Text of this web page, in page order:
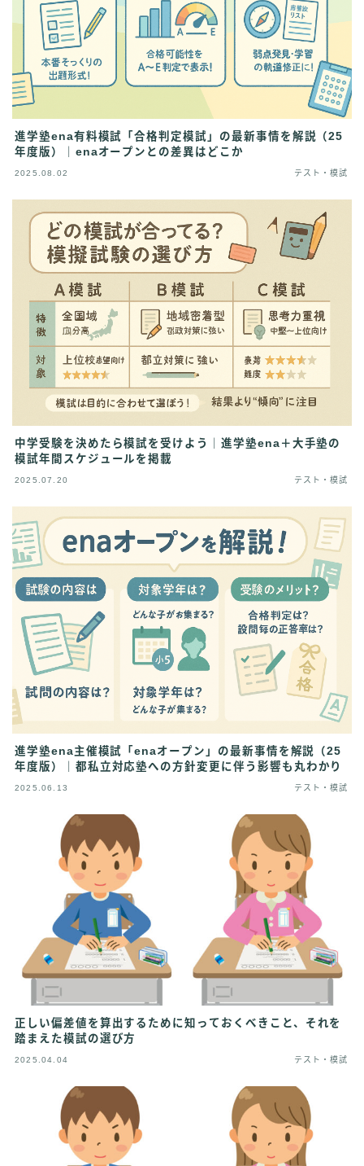
進学塾ena有料模試「合格判定模試」の最新事情を解説（25
年度版）｜enaオープンとの差異はどこか
2025.08.02 テスト・模試
中学受験を決めたら模試を受けよう｜進学塾ena＋大手塾の
模試年間スケジュールを掲載
2025.07.20 テスト・模試
進学塾ena主催模試「enaオープン」の最新事情を解説（25
年度版）｜都私立対応塾への方針変更に伴う影響も丸わかり
2025.06.13 テスト・模試
正しい偏差値を算出するために知っておくべきこと、それを
踏まえた模試の選び方
2025.04.04 テスト・模試